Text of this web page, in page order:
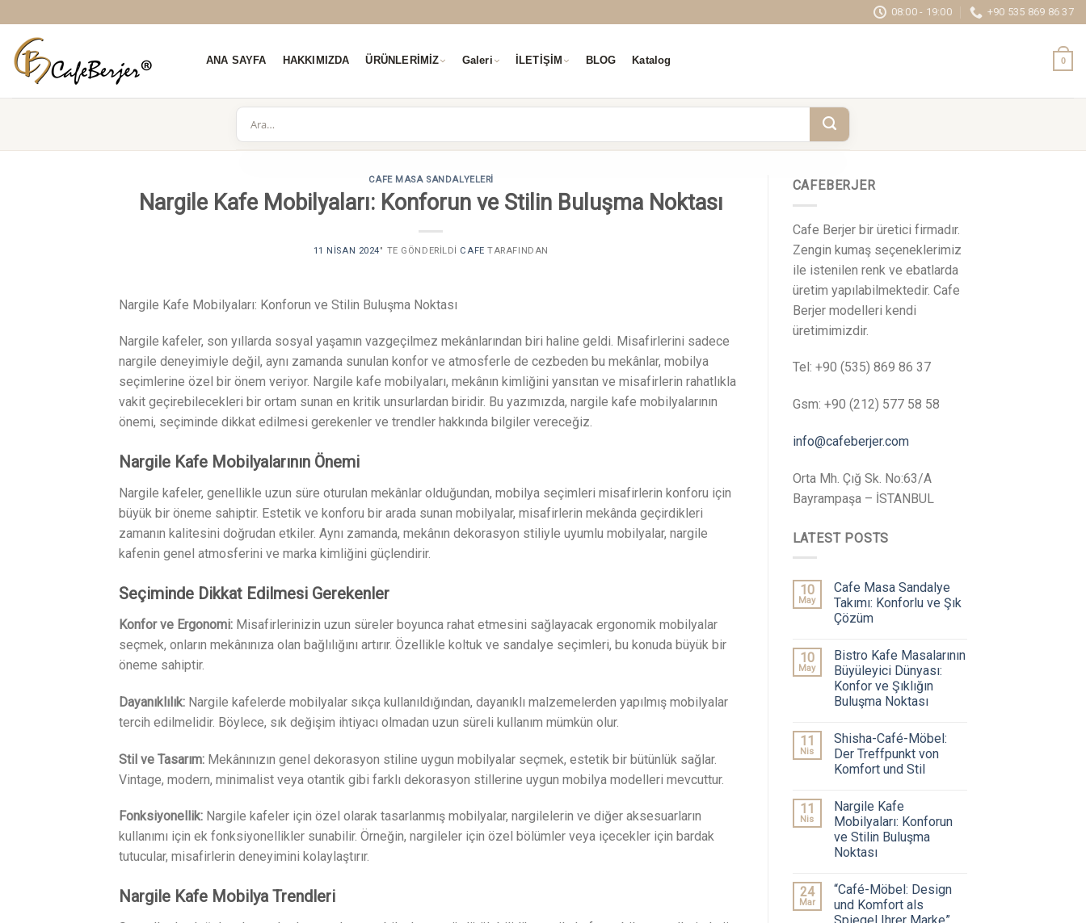
to
content
08:00 - 19:00 +90 535 869 86 37
ANA SAYFA HAKKIMIZDA ÜRÜNLERİMİZ Galeri İLETİŞİM BLOG Katalog 0
CAFE MASA SANDALYELERI
Nargile Kafe Mobilyaları: Konforun ve Stilin Buluşma Noktası
11 NISAN 2024’' TE GÖNDERILDI CAFE TARAFINDAN
Nargile Kafe Mobilyaları: Konforun ve Stilin Buluşma Noktası
Nargile kafeler, son yıllarda sosyal yaşamın vazgeçilmez mekânlarından biri haline geldi. Misafirlerini sadece
nargile deneyimiyle değil, aynı zamanda sunulan konfor ve atmosferle de cezbeden bu mekânlar, mobilya
seçimlerine özel bir önem veriyor. Nargile kafe mobilyaları, mekânın kimliğini yansıtan ve misafirlerin rahatlıkla
vakit geçirebilecekleri bir ortam sunan en kritik unsurlardan biridir. Bu yazımızda, nargile kafe mobilyalarının
önemi, seçiminde dikkat edilmesi gerekenler ve trendler hakkında bilgiler vereceğiz.
Nargile Kafe Mobilyalarının Önemi
Nargile kafeler, genellikle uzun süre oturulan mekânlar olduğundan, mobilya seçimleri misafirlerin konforu için
büyük bir öneme sahiptir. Estetik ve konforu bir arada sunan mobilyalar, misafirlerin mekânda geçirdikleri
zamanın kalitesini doğrudan etkiler. Aynı zamanda, mekânın dekorasyon stiliyle uyumlu mobilyalar, nargile
kafenin genel atmosferini ve marka kimliğini güçlendirir.
Seçiminde Dikkat Edilmesi Gerekenler
Konfor ve Ergonomi: Misafirlerinizin uzun süreler boyunca rahat etmesini sağlayacak ergonomik mobilyalar
seçmek, onların mekânınıza olan bağlılığını artırır. Özellikle koltuk ve sandalye seçimleri, bu konuda büyük bir
öneme sahiptir.
Dayanıklılık: Nargile kafelerde mobilyalar sıkça kullanıldığından, dayanıklı malzemelerden yapılmış mobilyalar
tercih edilmelidir. Böylece, sık değişim ihtiyacı olmadan uzun süreli kullanım mümkün olur.
Stil ve Tasarım: Mekânınızın genel dekorasyon stiline uygun mobilyalar seçmek, estetik bir bütünlük sağlar.
Vintage, modern, minimalist veya otantik gibi farklı dekorasyon stillerine uygun mobilya modelleri mevcuttur.
Fonksiyonellik: Nargile kafeler için özel olarak tasarlanmış mobilyalar, nargilelerin ve diğer aksesuarların
kullanımı için ek fonksiyonellikler sunabilir. Örneğin, nargileler için özel bölümler veya içecekler için bardak
tutucular, misafirlerin deneyimini kolaylaştırır.
Nargile Kafe Mobilya Trendleri
CAFEBERJER
Cafe Berjer bir üretici firmadır.
Zengin kumaş seçeneklerimiz
ile istenilen renk ve ebatlarda
üretim yapılabilmektedir. Cafe
Berjer modelleri kendi
üretimimizdir.
Tel: +90 (535) 869 86 37
Gsm: +90 (212) 577 58 58
info@cafeberjer.com
Orta Mh. Çığ Sk. No:63/A
Bayrampaşa – İSTANBUL
LATEST POSTS
10
May
Cafe Masa Sandalye
Takımı: Konforlu ve Şık
Çözüm
10
May
Bistro Kafe Masalarının
Büyüleyici Dünyası:
Konfor ve Şıklığın
Buluşma Noktası
11
Nis
Shisha-Café-Möbel:
Der Treffpunkt von
Komfort und Stil
11
Nis
Nargile Kafe
Mobilyaları: Konforun
ve Stilin Buluşma
Noktası
24
Mar
“Café-Möbel: Design
und Komfort als